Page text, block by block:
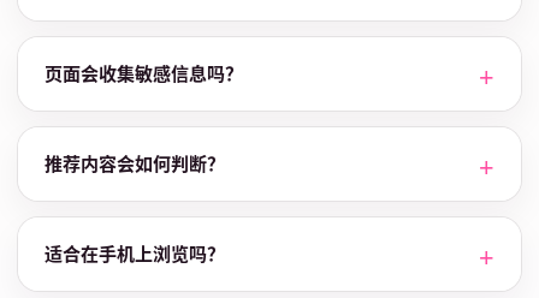
页面会收集敏感信息吗？
推荐内容会如何判断？
适合在手机上浏览吗？